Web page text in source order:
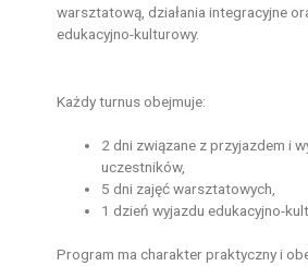
warsztatową, działania integracyjne
edukacyjno-kulturowy.
Każdy turnus obejmuje:
2 dni związane z przyjazdem i
uczestników,
5 dni zajęć warsztatowych,
1 dzień wyjazdu edukacyjno-
Program ma charakter praktyczny i